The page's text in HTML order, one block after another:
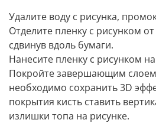
Удалите воду с рисунка,
Отделите пленку с рисунком
сдвинув вдоль бумаги.
Нанесите пленку с рисунком
Покройте завершающим слоем
необходимо сохранить 3D
покрытия кисть ставить
излишки топа на рисунке.